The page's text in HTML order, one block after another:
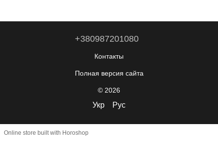
+380987201080
Контакты
Полная версия сайта
© 2026
Укр Рус
Online store built with Horoshop